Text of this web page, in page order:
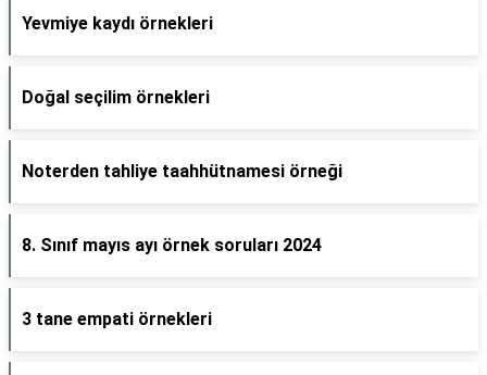
Yevmiye kaydı örnekleri
Doğal seçilim örnekleri
Noterden tahliye taahhütnamesi örneği
8. Sınıf mayıs ayı örnek soruları 2024
3 tane empati örnekleri